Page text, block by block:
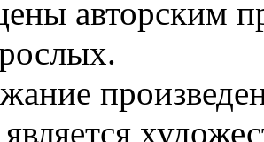
авторским
является